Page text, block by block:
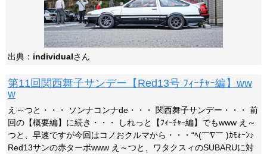
出典： individualさん
第11回関西舞子サンデー【Red13号 ﾌｨｰﾁｬｰ編】ww
w
え～つと・・・ ソンナコンナde・・・ 関西舞子サンデー・・・ 前
回の【概要編】に続き・・・ しれっと【ﾌｨｰﾁｬｰ編】でもwww え～
つと、早速ですが今回はコノおクルマから・・・“ﾍ(￣∇￣ )ｶﾓｫｰﾝ♪
Red13サンの赤ターボwww え～つと、ワタクスィのSUBARUに対